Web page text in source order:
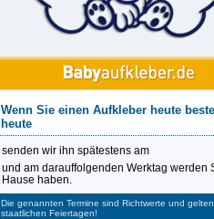
Wenn Sie einen Aufkleber heute
heute
senden wir ihn spätestens am
und am darauffolgenden Werktag werden
Hause haben.
Die genannten Termine sind Richtwerte und
staatlichen Feiertagen!